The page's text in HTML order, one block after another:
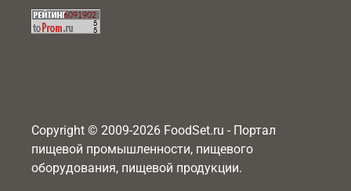
Copyright © 2009-2026 FoodSet.ru - Портал
пищевой промышленности, пищевого
оборудования, пищевой продукции.